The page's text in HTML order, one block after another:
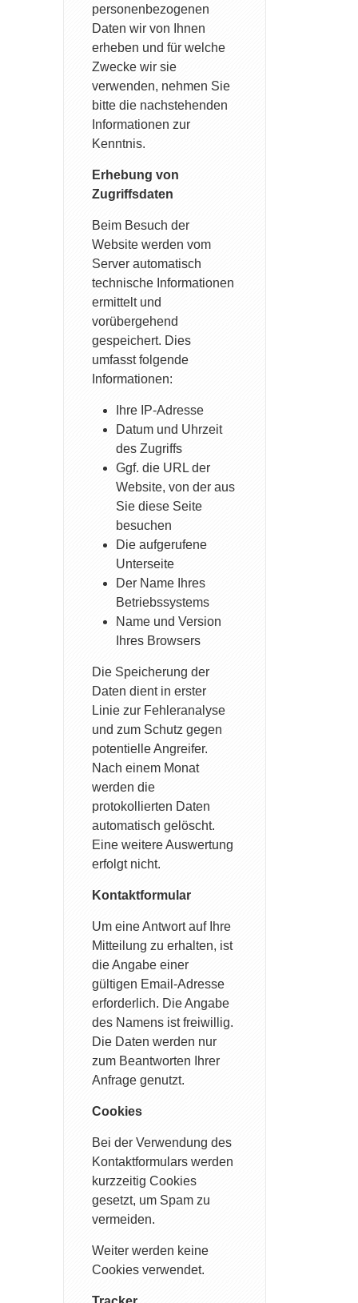
personenbezogenen
Daten wir von Ihnen
erheben und für welche
Zwecke wir sie
verwenden, nehmen Sie
bitte die nachstehenden
Informationen zur
Kenntnis.
Erhebung von
Zugriffsdaten
Beim Besuch der
Website werden vom
Server automatisch
technische Informationen
ermittelt und
vorübergehend
gespeichert. Dies
umfasst folgende
Informationen:
Ihre IP-Adresse
Datum und Uhrzeit
des Zugriffs
Ggf. die URL der
Website, von der aus
Sie diese Seite
besuchen
Die aufgerufene
Unterseite
Der Name Ihres
Betriebssystems
Name und Version
Ihres Browsers
Die Speicherung der
Daten dient in erster
Linie zur Fehleranalyse
und zum Schutz gegen
potentielle Angreifer.
Nach einem Monat
werden die
protokollierten Daten
automatisch gelöscht.
Eine weitere Auswertung
erfolgt nicht.
Kontaktformular
Um eine Antwort auf Ihre
Mitteilung zu erhalten, ist
die Angabe einer
gültigen Email-Adresse
erforderlich. Die Angabe
des Namens ist freiwillig.
Die Daten werden nur
zum Beantworten Ihrer
Anfrage genutzt.
Cookies
Bei der Verwendung des
Kontaktformulars werden
kurzzeitig Cookies
gesetzt, um Spam zu
vermeiden.
Weiter werden keine
Cookies verwendet.